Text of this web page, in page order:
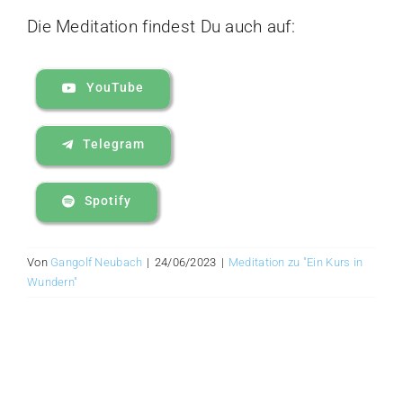
Die Meditation findest Du auch auf:
YouTube
Telegram
Spotify
Von Gangolf Neubach | 24/06/2023 | Meditation zu "Ein Kurs in
Wundern"